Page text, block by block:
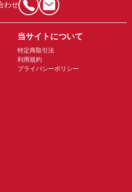
わせ
当サイトについて
特定商取引法
利用規約
プライバシーポリシー